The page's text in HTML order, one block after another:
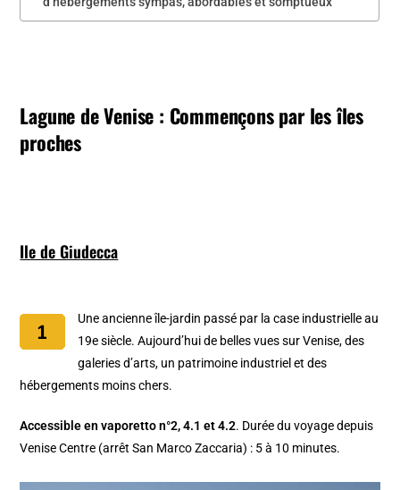
Lagune de Venise : Commençons par les îles
proches
Ile de Giudecca
Une ancienne île-jardin passé par la case industrielle au
19e siècle. Aujourd’hui de belles vues sur Venise, des
galeries d’arts, un patrimoine industriel et des
hébergements moins chers.
Accessible en vaporetto n°2, 4.1 et 4.2. Durée du voyage depuis
Venise Centre (arrêt San Marco Zaccaria) : 5 à 10 minutes.